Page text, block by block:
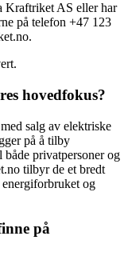
Kraftriket AS eller har
på telefon +47 123
hovedfokus?
salg av elektriske
på å tilby
privatpersoner og
tilbyr de et bredt
og
på